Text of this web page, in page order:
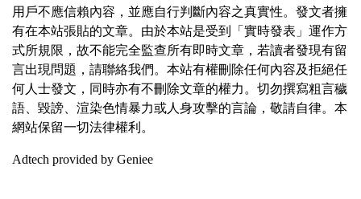
用戶不應信賴內容，並應自行判斷內容之真實性。發文者擁
有在本站張貼的文章。由於本站是受到「實時發表」運作方
式所規限，故不能完全監查所有即時文章，若讀者發現有留
言出現問題，請聯絡我們。本站有權刪除任何內容及拒絕任
何人士發文，同時亦有不刪除文章的權力。切勿撰寫粗言穢
語、毀謗、渲染色情暴力或人身攻擊的言論，敬請自律。本
網站保留一切法律權利。
Adtech provided by Geniee